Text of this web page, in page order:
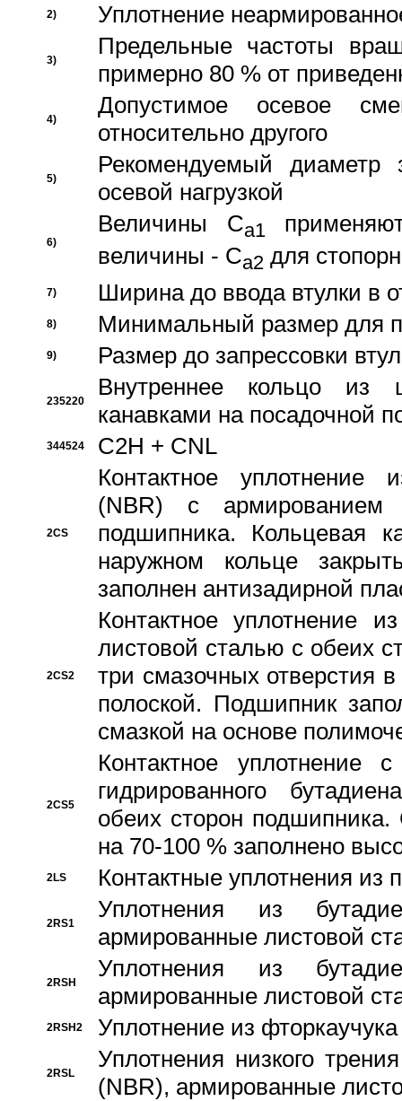
2) Уплотнение
3)
Предельные частоты
примерно 80 % от
4)
Допустимое осевое
относительно другого
5)
Рекомендуемый диаметр
осевой нагрузкой
6)
Величины Ca1
величины - Ca2 для
7) Ширина до ввода втулки в
8) Минимальный размер для
9) Размер до запрессовки
235220
Внутреннее кольцо из
канавками на посадочной
344524 C2H + CNL
2CS
Контактное уплотнение
(NBR) с
подшипника. Кольцевая
наружном кольце
заполнен антизадирной
2CS2
Контактное уплотнение
листовой сталью с обеих
три смазочных отверстия
полоской. Подшипник
смазкой на основе
2CS5
Контактное уплотнение
гидрированного
обеих сторон
на 70-100 % заполнено
2LS Контактные уплотнения из
2RS1
Уплотнения из
армированные листовой
2RSH
Уплотнения из
армированные листовой
2RSH2 Уплотнение из
2RSL
Уплотнения низкого
(NBR), армированные